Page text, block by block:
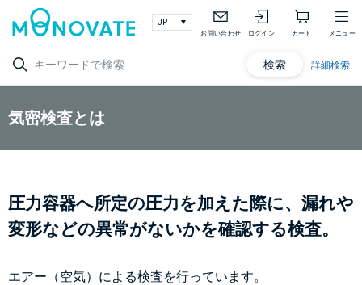
お問い合わせ ログイン カート メニュー
検索 詳細検索
気密検査とは
圧力容器へ所定の圧力を加えた際に、漏れや
変形などの異常がないかを確認する検査。
エアー（空気）による検査を行っています。